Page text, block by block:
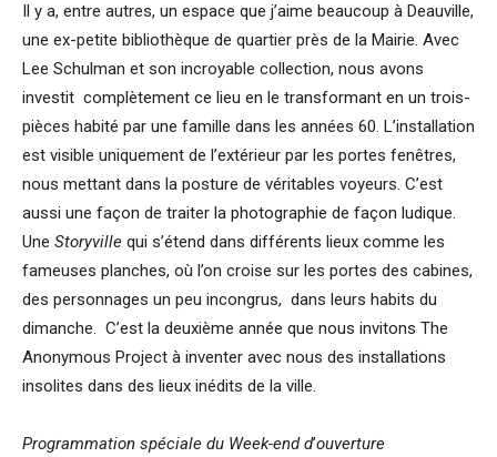
Il y a, entre autres, un espace que j’aime beaucoup à Deauville,
une ex-petite bibliothèque de quartier près de la Mairie. Avec
Lee Schulman et son incroyable collection, nous avons
investit complètement ce lieu en le transformant en un trois-
pièces habité par une famille dans les années 60. L’installation
est visible uniquement de l’extérieur par les portes fenêtres,
nous mettant dans la posture de véritables voyeurs. C’est
aussi une façon de traiter la photographie de façon ludique.
Une Storyville qui s’étend dans différents lieux comme les
fameuses planches, où l’on croise sur les portes des cabines,
des personnages un peu incongrus, dans leurs habits du
dimanche. C’est la deuxième année que nous invitons The
Anonymous Project à inventer avec nous des installations
insolites dans des lieux inédits de la ville.
Programmation spéciale du Week-end d’ouverture